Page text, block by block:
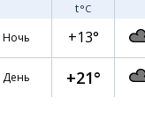
t°C
Ночь
+13°
День +21°